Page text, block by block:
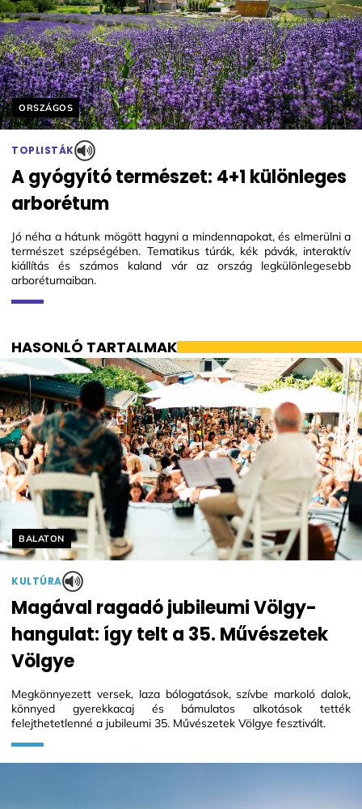
Helyszín címkék:
ORSZÁGOS
TOPLISTÁK
A gyógyító természet: 4+1 különleges
arborétum
Jó néha a hátunk mögött hagyni a mindennapokat, és elmerülni a
természet szépségében. Tematikus túrák, kék pávák, interaktív
kiállítás és számos kaland vár az ország legkülönlegesebb
arborétumaiban.
HASONLÓ TARTALMAK
Helyszín címkék:
BALATON
KULTÚRA
Magával ragadó jubileumi Völgy-
hangulat: így telt a 35. Művészetek
Völgye
Megkönnyezett versek, laza bólogatások, szívbe markoló dalok,
könnyed gyerekkacaj és bámulatos alkotások tették
felejthetetlenné a jubileumi 35. Művészetek Völgye fesztivált.